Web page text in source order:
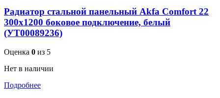
Радиатор стальной панельный Akfa Comfort 22
300х1200 боковое подключение, белый
(УТ00089236)
Оценка 0 из 5
Нет в наличии
Подробнее